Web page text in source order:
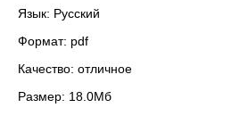
Язык: Русский
Формат: pdf
Качество: отличное
Размер: 18.0Mб